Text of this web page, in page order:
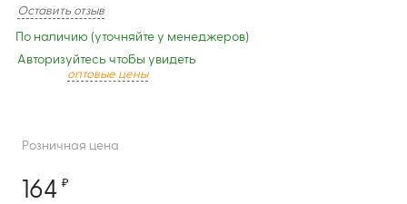
Оставить отзыв
По наличию (уточняйте у менеджеров)
Авторизуйтесь чтобы увидеть
оптовые цены
Розничная цена
164 ₽